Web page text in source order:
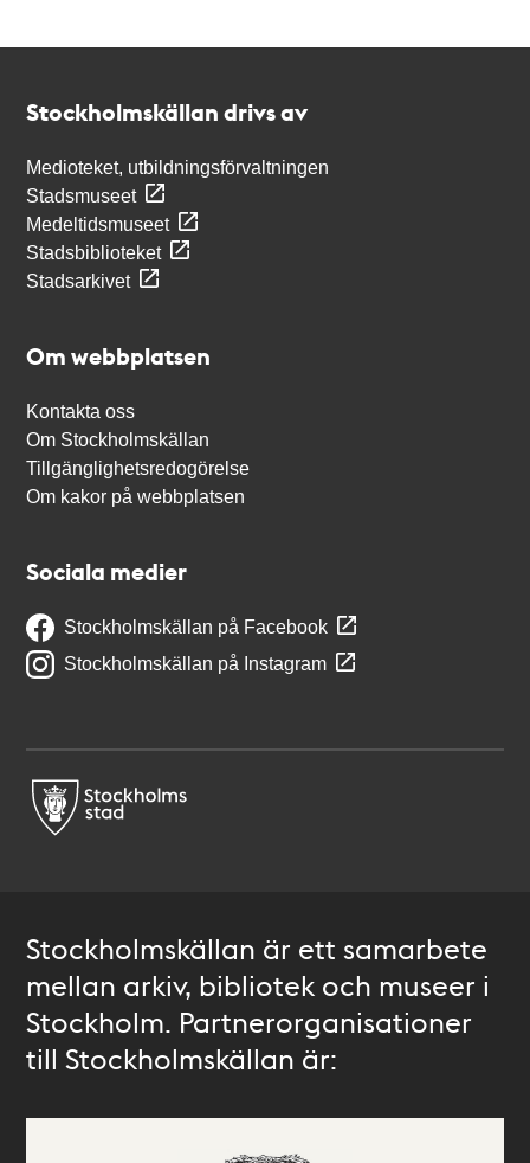
Stockholmskällan drivs av
Medioteket, utbildningsförvaltningen
Stadsmuseet
Medeltidsmuseet
Stadsbiblioteket
Stadsarkivet
Om webbplatsen
Kontakta oss
Om Stockholmskällan
Tillgänglighetsredogörelse
Om kakor på webbplatsen
Sociala medier
Stockholmskällan på Facebook
Stockholmskällan på Instagram
Stockholmskällan är ett samarbete
mellan arkiv, bibliotek och museer i
Stockholm. Partnerorganisationer
till Stockholmskällan är: